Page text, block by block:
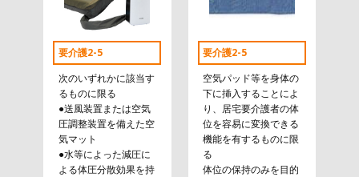
要介護2-5
次のいずれかに該当す
るものに限る
●送風装置または空気
圧調整装置を備えた空
気マット
●水等によった減圧に
よる体圧分散効果を持
要介護2-5
空気パッド等を身体の
下に挿入することによ
り、居宅要介護者の体
位を容易に変換できる
機能を有するものに限
る
体位の保持のみを目的